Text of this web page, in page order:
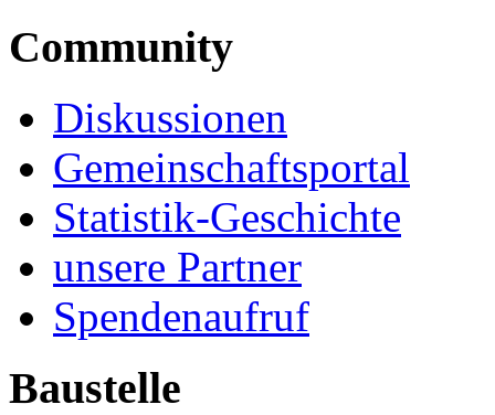
Community
Diskussionen
Gemeinschaftsportal
Statistik-Geschichte
unsere Partner
Spendenaufruf
Baustelle